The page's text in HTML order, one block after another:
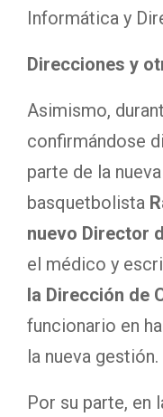
Informática y
Direcciones y
Asimismo,
confirmándose
parte de la
basquetbolista
nuevo Director
el médico y
la Dirección de
funcionario en
la nueva gestión.
Por su parte, en